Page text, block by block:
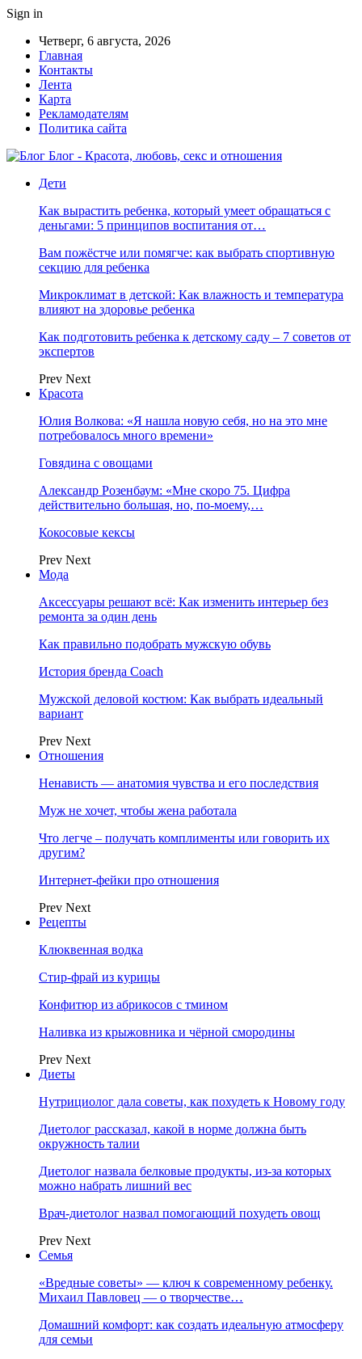
Sign in
Четверг, 6 августа, 2026
Главная
Контакты
Лента
Карта
Рекламодателям
Политика сайта
Блог - Красота, любовь, секс и отношения
Дети
Как вырастить ребенка, который умеет обращаться с
деньгами: 5 принципов воспитания от…
Вам пожёстче или помягче: как выбрать спортивную
секцию для ребенка
Микроклимат в детской: Как влажность и температура
влияют на здоровье ребенка
Как подготовить ребенка к детскому саду – 7 советов от
экспертов
Prev Next
Красота
Юлия Волкова: «Я нашла новую себя, но на это мне
потребовалось много времени»
Говядина с овощами
Александр Розенбаум: «Мне скоро 75. Цифра
действительно большая, но, по‑моему,…
Кокосовые кексы
Prev Next
Мода
Аксессуары решают всё: Как изменить интерьер без
ремонта за один день
Как правильно подобрать мужскую обувь
История бренда Coach
Мужской деловой костюм: Как выбрать идеальный
вариант
Prev Next
Отношения
Ненависть — анатомия чувства и его последствия
Муж не хочет, чтобы жена работала
Что легче – получать комплименты или говорить их
другим?
Интернет-фейки про отношения
Prev Next
Рецепты
Клюквенная водка
Стир-фрай из курицы
Конфитюр из абрикосов с тмином
Наливка из крыжовника и чёрной смородины
Prev Next
Диеты
Нутрициолог дала советы, как похудеть к Новому году
Диетолог рассказал, какой в норме должна быть
окружность талии
Диетолог назвала белковые продукты, из-за которых
можно набрать лишний вес
Врач-диетолог назвал помогающий похудеть овощ
Prev Next
Семья
«Вредные советы» — ключ к современному ребенку.
Михаил Павловец — о творчестве…
Домашний комфорт: как создать идеальную атмосферу
для семьи